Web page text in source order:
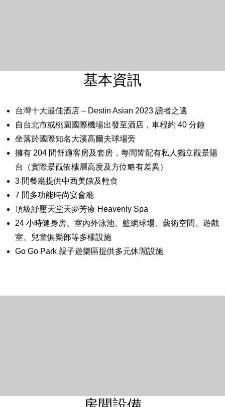
基本資訊
台灣十大最佳酒店 – Destin Asian 2023 讀者之選
自台北市或桃園國際機場出發至酒店，車程約 40 分鐘
坐落於國際知名大溪高爾夫球場旁
擁有 204 間舒適客房及套房，每間皆配有私人獨立觀景陽
台（實際景觀依樓層高度及方位略有差異）
3 間餐廳提供中西美饌及輕食
7 間多功能時尚宴會廳
頂級紓壓天堂天夢芳療 Heavenly Spa
24 小時健身房、室內外泳池、籃網球場、藝術空間、遊戲
室、兒童俱樂部等多樣設施
Go Go Park 親子遊樂區提供多元休閒設施